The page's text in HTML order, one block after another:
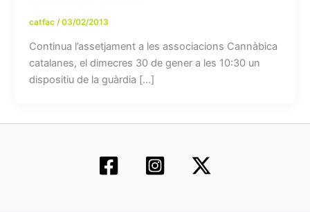
catfac /03/02/2013
Continua l’assetjament a les associacions Cannàbica
catalanes, el dimecres 30 de gener a les 10:30 un
dispositiu de la guàrdia […]